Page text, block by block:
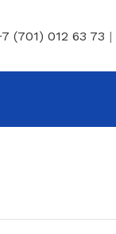
(701) 012 63 73 |